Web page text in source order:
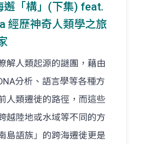
邂「構」(下集) feat.
經歷神奇人類學之旅
解人類起源的謎團，藉由
分析、語言學等各種方
人類遷徙的路徑，而這些
越陸地或水域等不同的方
島語族」的跨海遷徙更是